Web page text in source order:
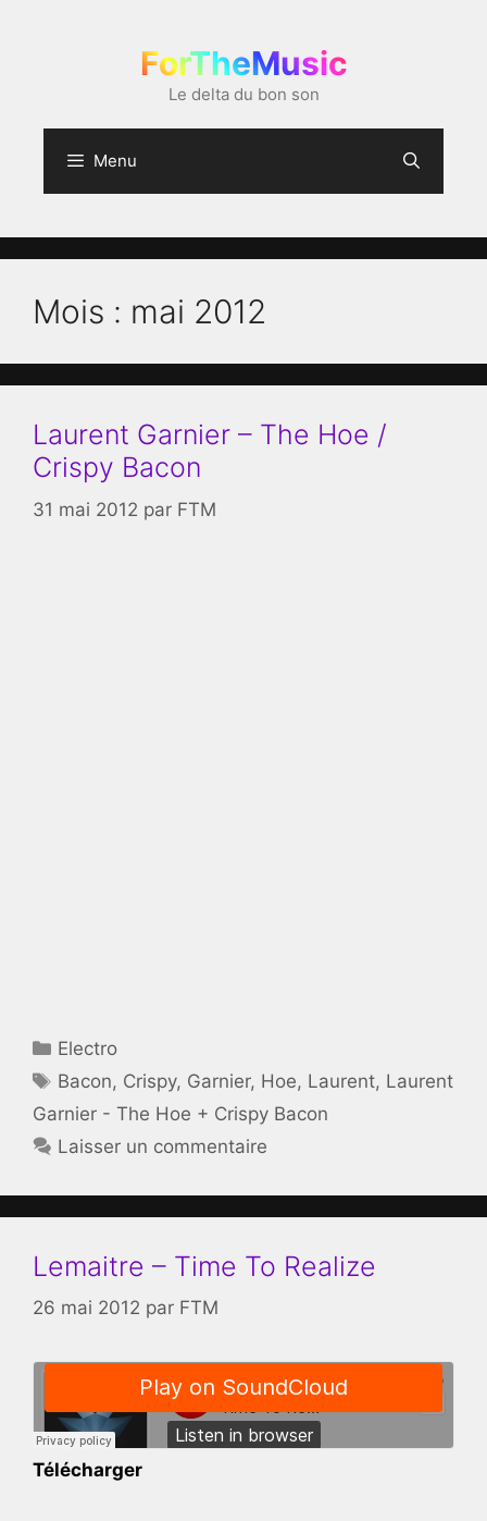
ForTheMusic
Le delta du bon son
Menu
Mois : mai 2012
Laurent Garnier – The Hoe /
Crispy Bacon
31 mai 2012 par FTM
Catégories
Electro
Étiquettes
Bacon, Crispy, Garnier, Hoe, Laurent, Laurent
Garnier - The Hoe + Crispy Bacon
Laisser un commentaire
Lemaitre – Time To Realize
26 mai 2012 par FTM
Télécharger